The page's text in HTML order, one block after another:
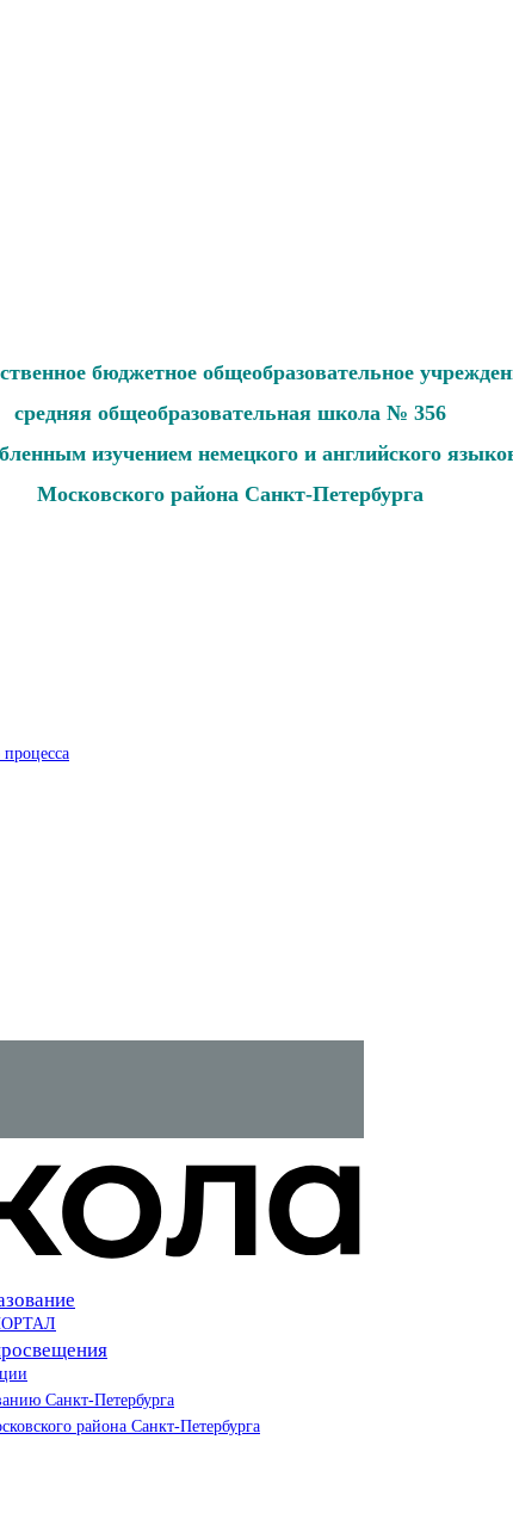
бюджетное общеобразовательное
средняя общеобразовательная школа № 356
изучением немецкого и английского
Московского района Санкт-Петербурга
Санкт-Петербурга
района Санкт-Петербурга